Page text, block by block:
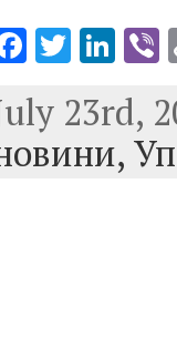
F
e
b
T
it
te
Li
k
e
dI
23rd,